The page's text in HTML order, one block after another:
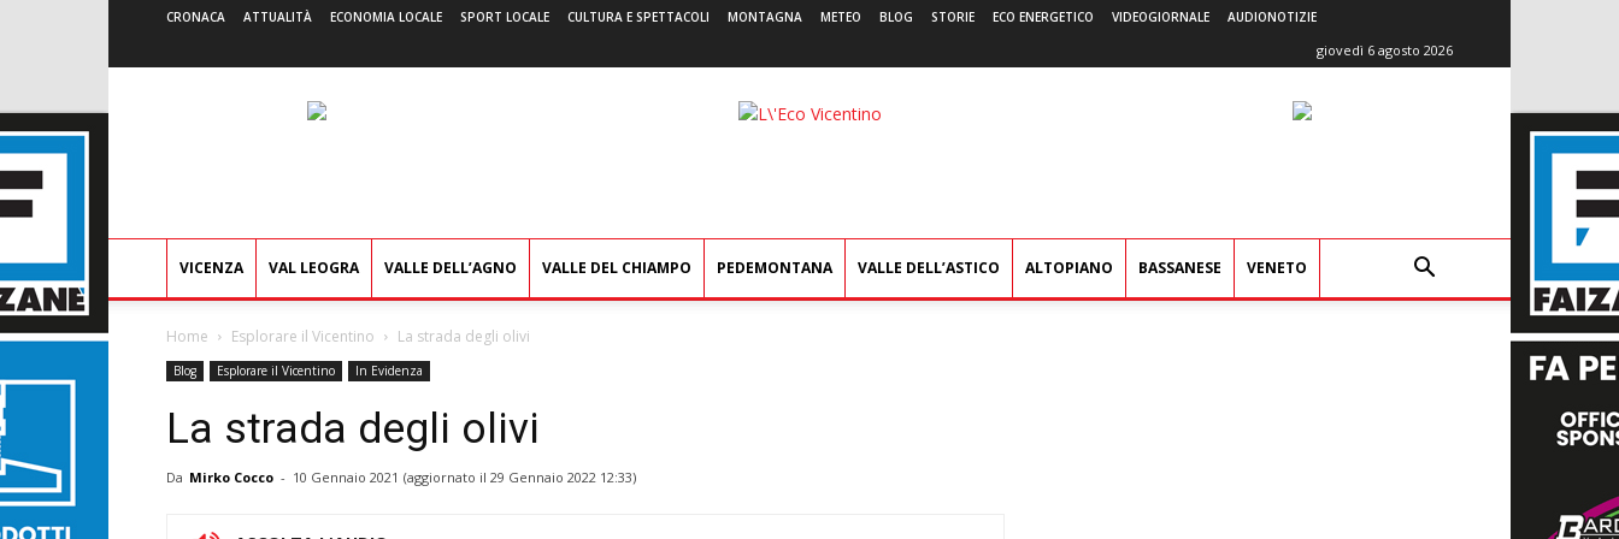
CRONACA ATTUALITÀ ECONOMIA LOCALE SPORT LOCALE CULTURA E SPETTACOLI MONTAGNA METEO BLOG STORIE ECO ENERGETICO VIDEOGIORNALE AUDIONOTIZIE
giovedì 6 agosto 2026
L'Eco
VICENZA VAL LEOGRA VALLE DELL’AGNO VALLE DEL CHIAMPO PEDEMONTANA VALLE DELL’ASTICO ALTOPIANO BASSANESE VENETO
Home Esplorare il Vicentino La strada degli olivi
Blog Esplorare il Vicentino In Evidenza
La strada degli olivi
Da Mirko Cocco - 10 Gennaio 2021 (aggiornato il 29 Gennaio 2022 12:33)